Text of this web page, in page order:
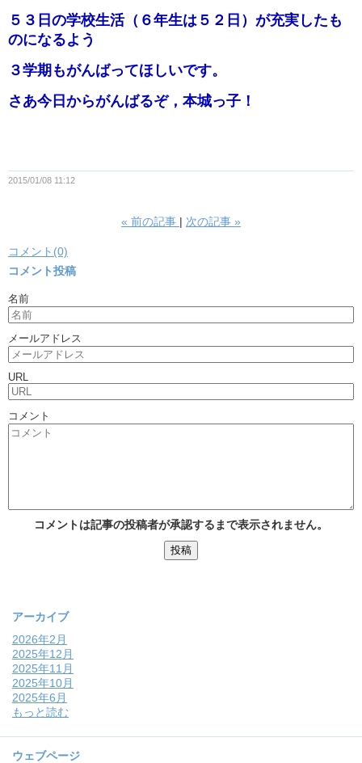
５３日の学校生活（６年生は５２日）が充実したも
のになるよう
３学期もがんばってほしいです。
さあ今日からがんばるぞ，本城っ子！
2015/01/08 11:12
« 前の記事 次の記事 »
コメント(0)
コメント投稿
名前
メールアドレス
URL
コメント
コメントは記事の投稿者が承認するまで表示されません。
アーカイブ
2026年2月
2025年12月
2025年11月
2025年10月
2025年6月
もっと読む
ウェブページ